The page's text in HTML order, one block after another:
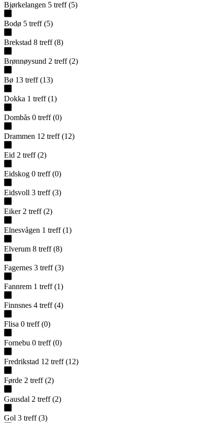
Bjørkelangen 5 treff (5)
Bodø 5 treff (5)
Brekstad 8 treff (8)
Brønnøysund 2 treff (2)
Bø 13 treff (13)
Dokka 1 treff (1)
Dombås 0 treff (0)
Drammen 12 treff (12)
Eid 2 treff (2)
Eidskog 0 treff (0)
Eidsvoll 3 treff (3)
Eiker 2 treff (2)
Elnesvågen 1 treff (1)
Elverum 8 treff (8)
Fagernes 3 treff (3)
Fannrem 1 treff (1)
Finnsnes 4 treff (4)
Flisa 0 treff (0)
Fornebu 0 treff (0)
Fredrikstad 12 treff (12)
Førde 2 treff (2)
Gausdal 2 treff (2)
Gol 3 treff (3)